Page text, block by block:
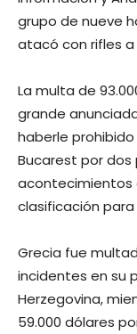
grupo de nueve
atacó con rifles
La multa de
grande
haberle
Bucarest por
acontecimientos
clasificación
Grecia fue
incidentes en su
Herzegovina,
59.000 dólares